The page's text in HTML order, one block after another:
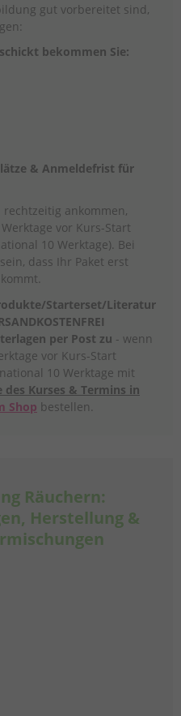
gut vorbereitet sind,
bekommen Sie:
& Anmeldefrist für
ankommen,
vor Kurs-Start
10 Werktage). Bei
dass Ihr Paket erst
Starterset/Literatur
per Post zu - wenn
vor Kurs-Start
10 Werktage mit
des Kurses & Termins in
Shop bestellen.
Räuchern:
Herstellung &